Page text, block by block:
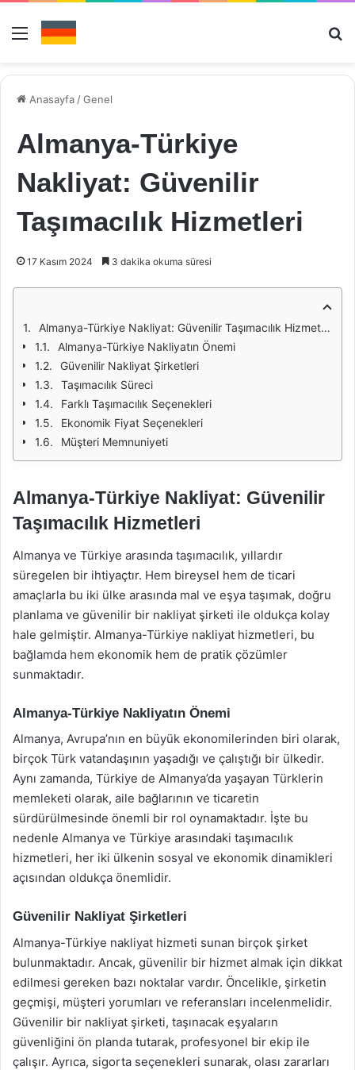
Menü
Anasayfa /Genel
Almanya-Türkiye
Nakliyat: Güvenilir
Taşımacılık Hizmetleri
17 Kasım 2024 3 dakika okuma süresi
Almanya-Türkiye Nakliyat: Güvenilir Taşımacılık Hizmetleri
Almanya-Türkiye Nakliyatın Önemi
Güvenilir Nakliyat Şirketleri
Taşımacılık Süreci
Farklı Taşımacılık Seçenekleri
Ekonomik Fiyat Seçenekleri
Müşteri Memnuniyeti
Almanya-Türkiye Nakliyat: Güvenilir
Taşımacılık Hizmetleri
Almanya ve Türkiye arasında taşımacılık, yıllardır
süregelen bir ihtiyaçtır. Hem bireysel hem de ticari
amaçlarla bu iki ülke arasında mal ve eşya taşımak, doğru
planlama ve güvenilir bir nakliyat şirketi ile oldukça kolay
hale gelmiştir. Almanya-Türkiye nakliyat hizmetleri, bu
bağlamda hem ekonomik hem de pratik çözümler
sunmaktadır.
Almanya-Türkiye Nakliyatın Önemi
Almanya, Avrupa’nın en büyük ekonomilerinden biri olarak,
birçok Türk vatandaşının yaşadığı ve çalıştığı bir ülkedir.
Aynı zamanda, Türkiye de Almanya’da yaşayan Türklerin
memleketi olarak, aile bağlarının ve ticaretin
sürdürülmesinde önemli bir rol oynamaktadır. İşte bu
nedenle Almanya ve Türkiye arasındaki taşımacılık
hizmetleri, her iki ülkenin sosyal ve ekonomik dinamikleri
açısından oldukça önemlidir.
Güvenilir Nakliyat Şirketleri
Almanya-Türkiye nakliyat hizmeti sunan birçok şirket
bulunmaktadır. Ancak, güvenilir bir hizmet almak için dikkat
edilmesi gereken bazı noktalar vardır. Öncelikle, şirketin
geçmişi, müşteri yorumları ve referansları incelenmelidir.
Güvenilir bir nakliyat şirketi, taşınacak eşyaların
güvenliğini ön planda tutarak, profesyonel bir ekip ile
çalışır. Ayrıca, sigorta seçenekleri sunarak, olası zararları